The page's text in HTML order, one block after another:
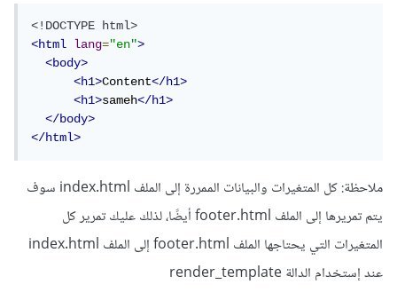
<!DOCTYPE html>
<html
lang="en">
<body>
<h1>Content</h1>
<h1>sameh</h1>
</body>
</html>
ملاحظة: كل المتغيرات والبيانات الممررة إلى الملف index.html سوف
يتم تمريرها إلى الملف footer.html أيضًا، لذلك عليك تمرير كل
المتغيرات التي يحتاجها الملف footer.html إلى الملف index.html
عند إستخدام الدالة render_template